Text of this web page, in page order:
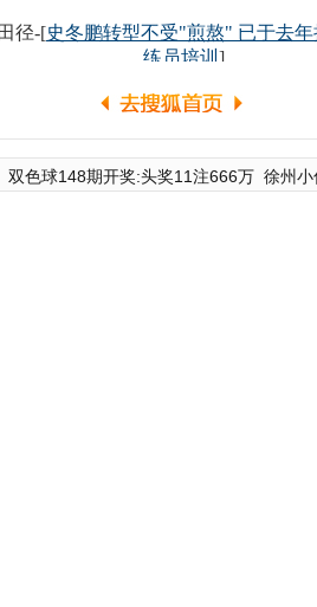
双色球148期开奖:头奖11注666万 徐州